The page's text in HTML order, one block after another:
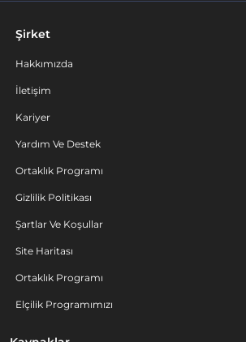
Şirket
Hakkımızda
İletişim
Kariyer
Yardım Ve Destek
Ortaklık Programı
Gizlilik Politikası
Şartlar Ve Koşullar
Site Haritası
Ortaklık Programı
Elçilik Programımızı